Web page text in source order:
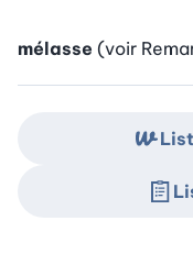
mélasse (voir